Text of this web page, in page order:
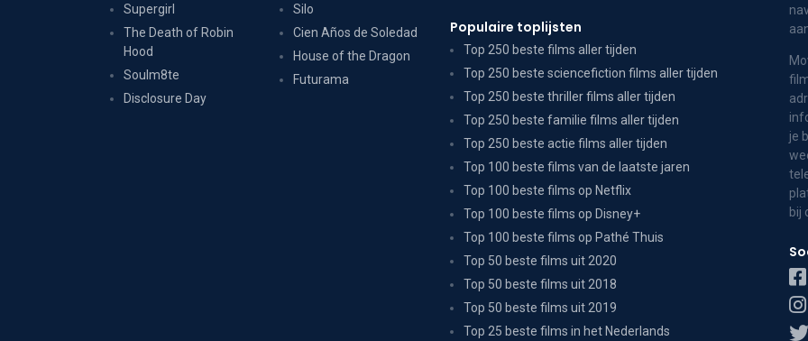
Supergirl
The Death of Robin
Hood
Soulm8te
Disclosure Day
Silo
Cien Años de Soledad
House of the Dragon
Futurama
Populaire toplijsten
Top 250 beste films aller tijden
Top 250 beste sciencefiction films aller tijden
Top 250 beste thriller films aller tijden
Top 250 beste familie films aller tijden
Top 250 beste actie films aller tijden
Top 100 beste films van de laatste jaren
Top 100 beste films op Netflix
Top 100 beste films op Disney+
Top 100 beste films op Pathé Thuis
Top 50 beste films uit 2020
Top 50 beste films uit 2018
Top 50 beste films uit 2019
Top 25 beste films in het Nederlands
je
bij